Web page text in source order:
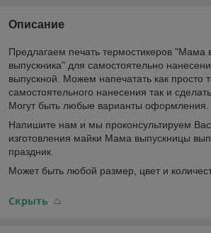
Описание
Предлагаем печать термостикеров "Мама
выпускника" для самостоятельно
выпускной. Можем напечатать как просто
самостоятельного нанесения так и
Могут быть любые варианты оформления.
Напишите нам и мы проконсультируем
изготовления майки Мама выпускницы
праздник.
Может быть любой размер, цвет и
Скрыть